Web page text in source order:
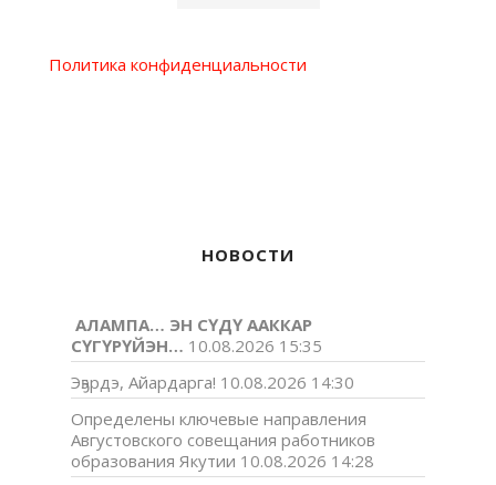
Политика конфиденциальности
НОВОСТИ
АЛАМПА… ЭН СҮДҮ ААККАР
СҮГҮРҮЙЭН… 10.08.2026 15:35
Эҕэрдэ, Айардарга! 10.08.2026 14:30
Определены ключевые направления
Августовского совещания работников
образования Якутии 10.08.2026 14:28